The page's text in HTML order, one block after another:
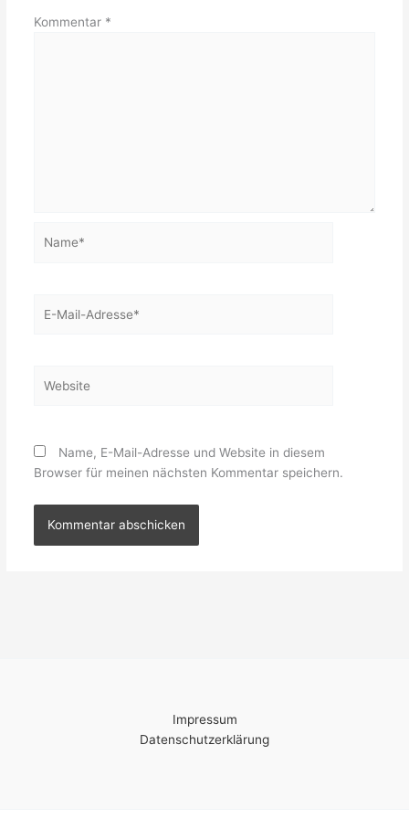
Kommentar *
Mail-
Name, E-Mail-Adresse und Website in diesem
Browser für meinen nächsten Kommentar speichern.
Impressum
Datenschutzerklärung